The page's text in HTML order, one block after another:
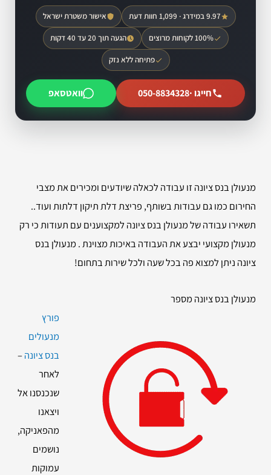
9.97 במידרג · 1,099 חוות דעת אישור משטרת ישראל
100% לקוחות מרוצים הגעה תוך 20 עד 40 דקות
פתיחה ללא נזק
חייגו ·050-8834328 וואטסאפ
מנעולן בנס ציונה זו עבודה לכאלה שיודעים ומכירים את מצבי
החירום כמו גם עבודות בשותף, פריצת דלת תיקון דלתות ועוד..
תשאירו עבודה של מנעולן בנס ציונה למקצוענים עם תעודות כי רק
מנעולן מקצועי יבצע את העבודה באיכות מצוינת . מנעולן בנס
ציונה ניתן למצוא פה בכל שעה ולכל שירות בתחום!
מנעולן בנס ציונה מספר
פורץ
מנעולים
בנס ציונה–
לאחר
שנכנסנו אל
ויצאנו
מהפאניקה,
נושמים
עמוקות